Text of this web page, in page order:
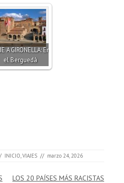
A GIRONELLA: En
el Berguedà
INICIO VIAJES // marzo 24, 2026
LOS 20 PAÍSES MÁS RACISTAS